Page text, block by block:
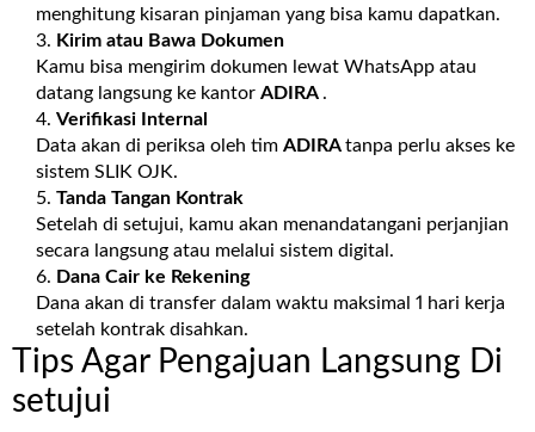
menghitung kisaran pinjaman yang bisa kamu dapatkan.
Kirim atau Bawa Dokumen
Kamu bisa mengirim dokumen lewat WhatsApp atau
datang langsung ke kantor ADIRA .
Verifikasi Internal
Data akan di periksa oleh tim ADIRAtanpa perlu akses ke
sistem SLIK OJK.
Tanda Tangan Kontrak
Setelah di setujui, kamu akan menandatangani perjanjian
secara langsung atau melalui sistem digital.
Dana Cair ke Rekening
Dana akan di transfer dalam waktu maksimal 1 hari kerja
setelah kontrak disahkan.
Tips Agar Pengajuan Langsung Di
setujui